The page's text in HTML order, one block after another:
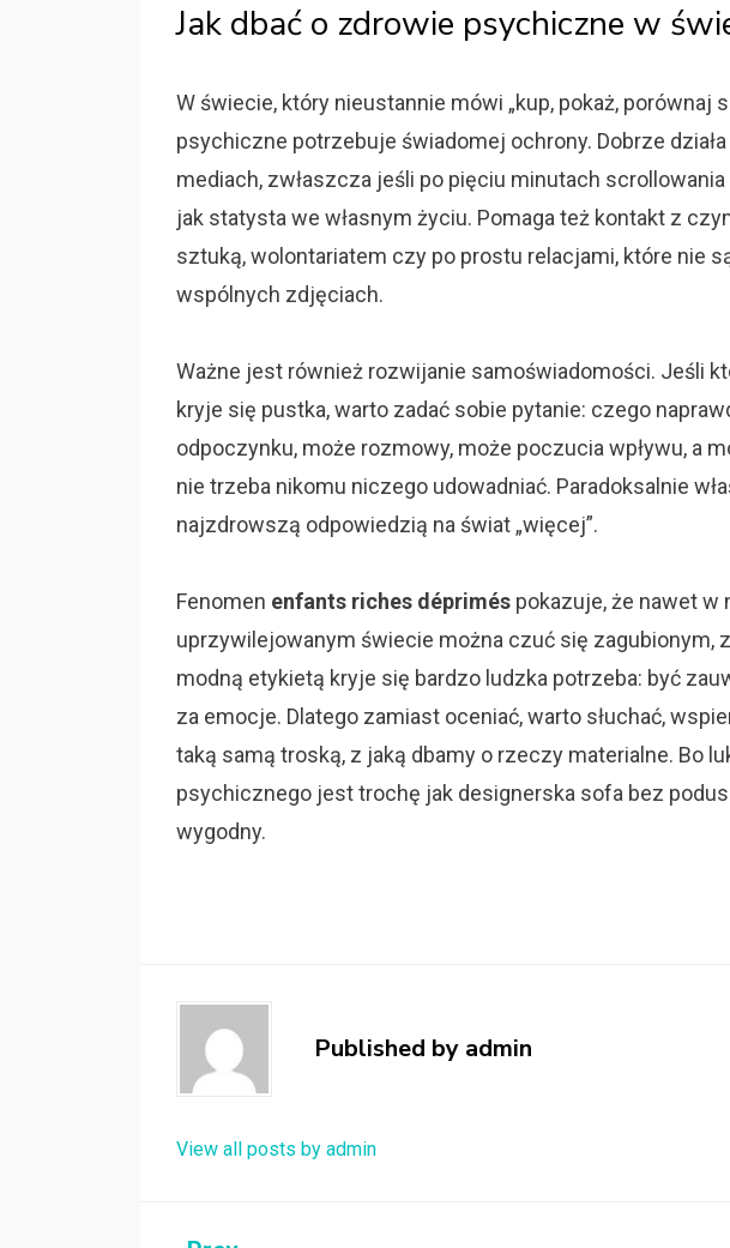
Jak dbać o zdrowie psychiczne w
W świecie, który nieustannie mówi „kup, pokaż, porównaj
psychiczne potrzebuje świadomej ochrony. Dobrze
mediach, zwłaszcza jeśli po pięciu minutach
jak statysta we własnym życiu. Pomaga też kontakt z
sztuką, wolontariatem czy po prostu relacjami, które nie
wspólnych zdjęciach.
Ważne jest również rozwijanie samoświadomości. Jeśli
kryje się pustka, warto zadać sobie pytanie: czego
odpoczynku, może rozmowy, może poczucia wpływu, a
nie trzeba nikomu niczego udowadniać. Paradoksalnie
najzdrowszą odpowiedzią na świat „więcej”.
Fenomen enfants riches déprimés pokazuje, że nawet w
uprzywilejowanym świecie można czuć się zagubionym,
modną etykietą kryje się bardzo ludzka potrzeba: być
za emocje. Dlatego zamiast oceniać, warto słuchać,
taką samą troską, z jaką dbamy o rzeczy materialne. Bo
psychicznego jest trochę jak designerska sofa bez
wygodny.
Published by admin
View all posts by admin